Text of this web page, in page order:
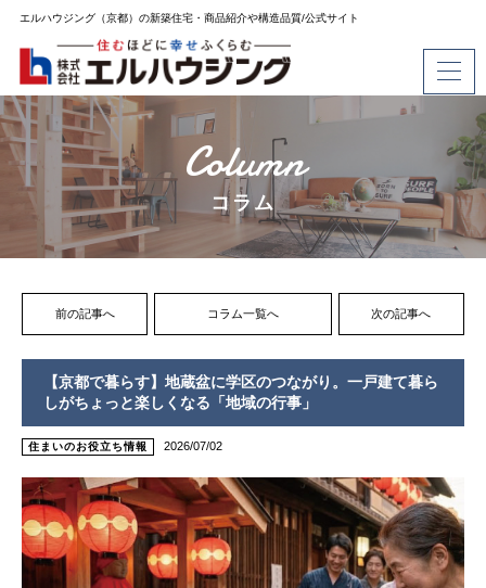
エルハウジング（京都）の新築住宅・商品紹介や構造品質/公式サイト
Column
コラム
前の記事へ コラム一覧へ 次の記事へ
【京都で暮らす】地蔵盆に学区のつながり。一戸建て暮ら
しがちょっと楽しくなる「地域の行事」
住まいのお役立ち情報 2026/07/02